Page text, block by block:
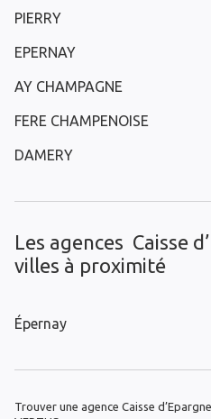
PIERRY
EPERNAY
AY CHAMPAGNE
FERE CHAMPENOISE
DAMERY
Les agences Caisse
villes à proximité
Épernay
Trouver une agence Caisse d’Epargne